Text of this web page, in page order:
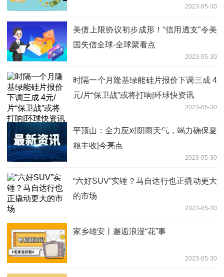
2023-05-30
美债上限协议初步成形！“信用透支”令美
国失信全球-全球聚看点
2023-05-30
时隔一个月隆基绿能硅片报价下调三成 4
元/片“保卫战”或将打响|环球快资讯
2023-05-30
平顶山：全力应对阴雨天气，竭力确保夏
粮丰收|今亮点
2023-05-30
“六好SUV”实锤？马自达行也正撬动更大
的市场
2023-05-30
家乡雄安丨邂逅浪漫“花”事
2023-05-30